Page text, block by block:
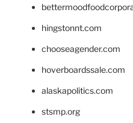
hingstonnt.com
chooseagender.com
hoverboardssale.com
alaskapolitics.com
stsmp.org